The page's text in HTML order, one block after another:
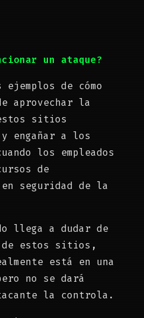
un ataque?
de cómo
aprovechar la
sitios
y engañar a los
los empleados
de
seguridad de la
llega a dudar de
estos sitios,
está en una
no se dará
la controla.